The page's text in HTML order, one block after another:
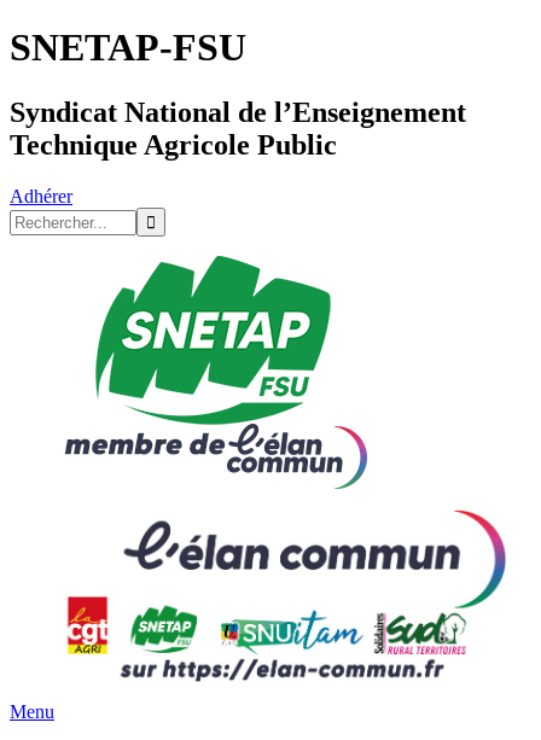
SNETAP-FSU
Syndicat National de l’Enseignement
Technique Agricole Public
Adhérer
Menu